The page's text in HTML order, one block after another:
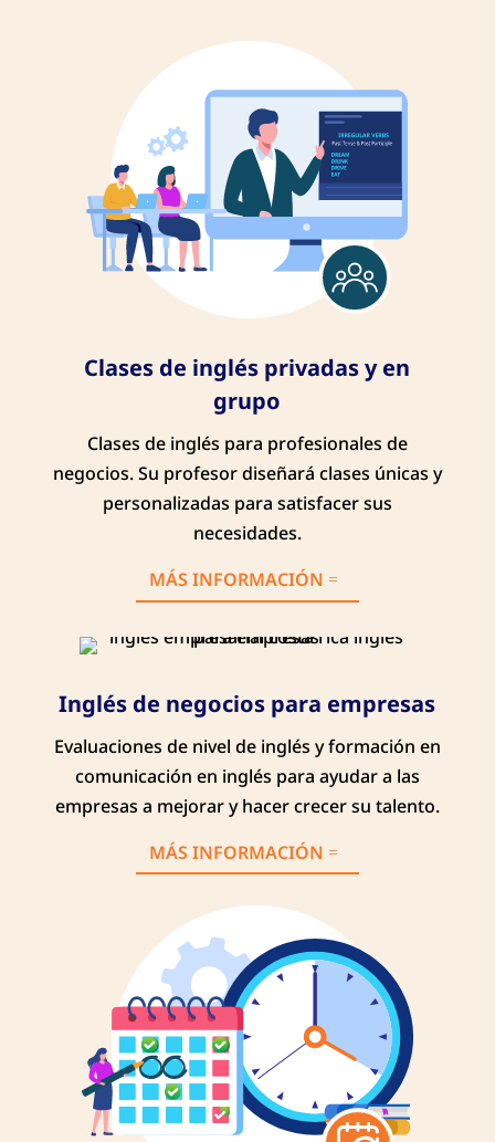
Clases de inglés privadas y en
grupo
Clases de inglés para profesionales de
negocios. Su profesor diseñará clases únicas y
personalizadas para satisfacer sus
necesidades.
MÁS INFORMACIÓN
Inglés de negocios para empresas
Evaluaciones de nivel de inglés y formación en
comunicación en inglés para ayudar a las
empresas a mejorar y hacer crecer su talento.
MÁS INFORMACIÓN